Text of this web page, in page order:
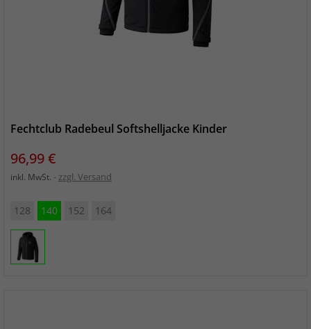
Fechtclub Radebeul Softshelljacke Kinder
Preis
96,99 €
inkl. MwSt. zzgl. Versand
128 140 152 164